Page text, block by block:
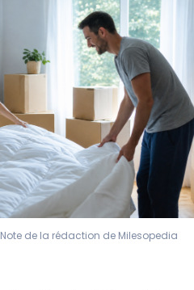
Note de la rédaction de Milesopedia